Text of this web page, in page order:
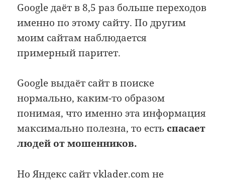
Google даёт в 8,5 раз больше переходов
именно по этому сайту. По другим
моим сайтам наблюдается
примерный паритет.
Google выдаёт сайт в поиске
нормально, каким-то образом
понимая, что именно эта информация
максимально полезна, то есть спасает
людей от мошенников.
Но Яндекс сайт vklader.com не